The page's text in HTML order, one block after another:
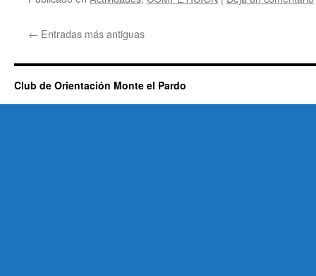
← Entradas más antiguas
Club de Orientación Monte el Pardo